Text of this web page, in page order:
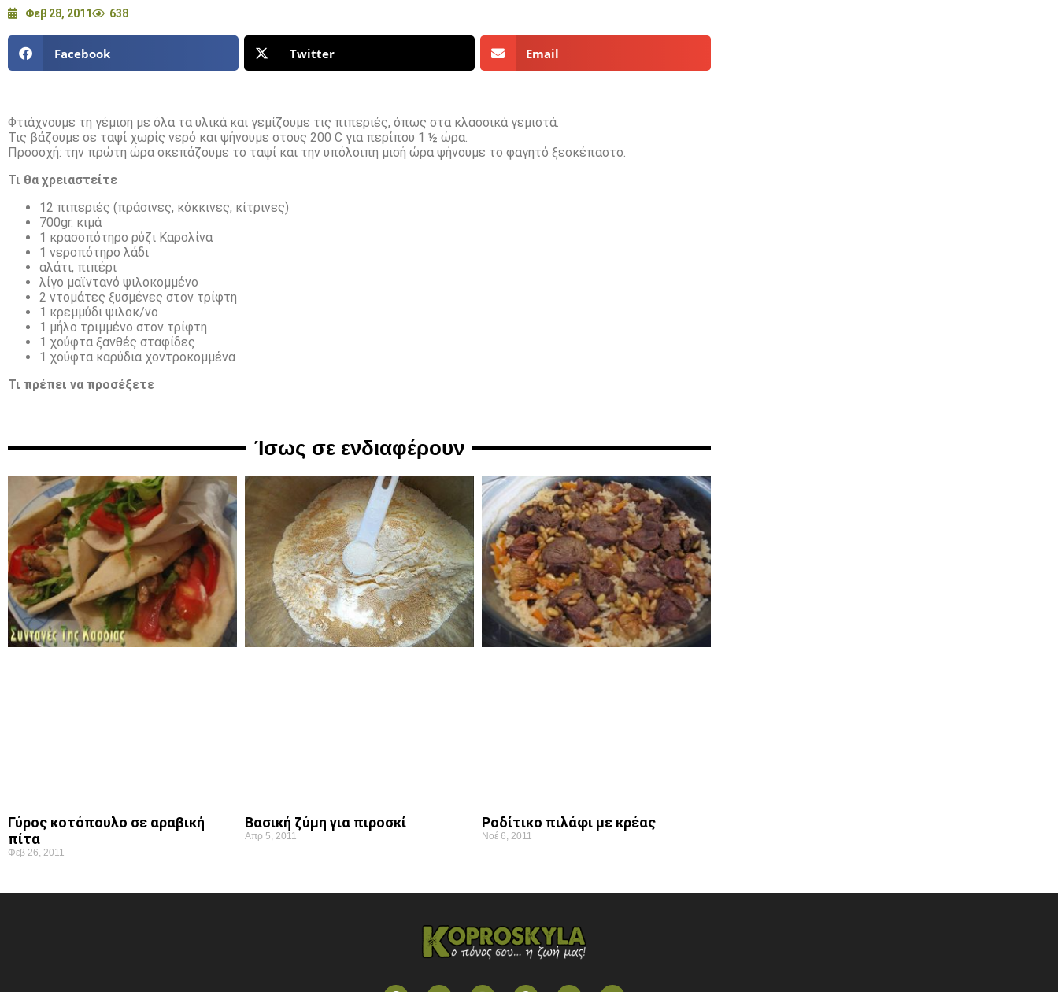
Φεβ 28, 2011 638
Facebook Twitter Email
Φτιάχνουμε τη γέμιση με όλα τα υλικά και γεμίζουμε τις πιπεριές, όπως στα κλασσικά γεμιστά.
Τις βάζουμε σε ταψί χωρίς νερό και ψήνουμε στους 200 C για περίπου 1 ½ ώρα.
Προσοχή: την πρώτη ώρα σκεπάζουμε το ταψί και την υπόλοιπη μισή ώρα ψήνουμε το φαγητό ξεσκέπαστο.
Τι θα χρειαστείτε
12 πιπεριές (πράσινες, κόκκινες, κίτρινες)
700gr. κιμά
1 κρασοπότηρο ρύζι Καρολίνα
1 νεροπότηρο λάδι
αλάτι, πιπέρι
λίγο μαϊντανό ψιλοκομμένο
2 ντομάτες ξυσμένες στον τρίφτη
1 κρεμμύδι ψιλοκ/νο
1 μήλο τριμμένο στον τρίφτη
1 χούφτα ξανθές σταφίδες
1 χούφτα καρύδια χοντροκομμένα
Τι πρέπει να προσέξετε
Ίσως σε ενδιαφέρουν
Γύρος κοτόπουλο σε αραβική
πίτα
Φεβ 26, 2011
Βασική ζύμη για πιροσκί
Απρ 5, 2011
Ροδίτικο πιλάφι με κρέας
Νοέ 6, 2011